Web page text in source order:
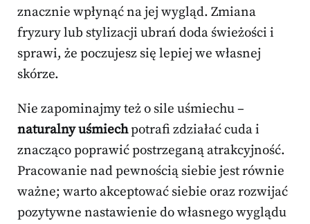
znacznie wpłynąć na jej wygląd. Zmiana
fryzury lub stylizacji ubrań doda świeżości i
sprawi, że poczujesz się lepiej we własnej
skórze.
Nie zapominajmy też o sile uśmiechu –
naturalny uśmiechpotrafi zdziałać cuda i
znacząco poprawić postrzeganą atrakcyjność.
Pracowanie nad pewnością siebie jest równie
ważne; warto akceptować siebie oraz rozwijać
pozytywne nastawienie do własnego wyglądu